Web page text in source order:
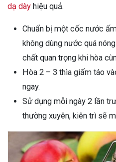
dạ dày hiệu quả.
Chuẩn bị một cốc nước
không dùng nước quá
chất quan trọng khi hòa
Hòa 2 – 3 thìa giấm táo
ngay.
Sử dụng mỗi ngày 2 lần
thường xuyên, kiên trì sẽ